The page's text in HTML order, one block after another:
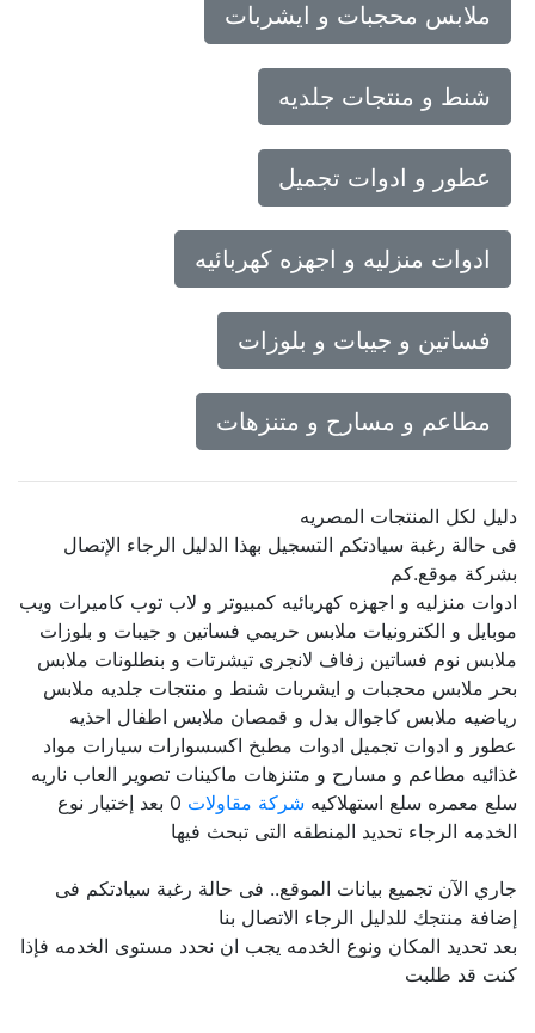
ملابس محجبات و ايشربات
شنط و منتجات جلديه
عطور و ادوات تجميل
ادوات منزليه و اجهزه كهربائيه
فساتين و جيبات و بلوزات
مطاعم و مسارح و متنزهات
دليل لكل المنتجات المصريه
فى حالة رغبة سيادتكم التسجيل بهذا الدليل الرجاء الإتصال
بشركة موقع.كم
ادوات منزليه و اجهزه كهربائيه كمبيوتر و لاب توب كاميرات ويب
موبايل و الكترونيات ملابس حريمي فساتين و جيبات و بلوزات
ملابس نوم فساتين زفاف لانجرى تيشرتات و بنطلونات ملابس
بحر ملابس محجبات و ايشربات شنط و منتجات جلديه ملابس
رياضيه ملابس كاجوال بدل و قمصان ملابس اطفال احذيه
عطور و ادوات تجميل ادوات مطبخ اكسسوارات سيارات مواد
غذائيه مطاعم و مسارح و متنزهات ماكينات تصوير العاب ناريه
سلع معمره سلع استهلاكيهشركة مقاولات
0 بعد إختيار نوع
الخدمه الرجاء تحديد المنطقه التى تبحث فيها
جاري الآن تجميع بيانات الموقع.. فى حالة رغبة سيادتكم فى
إضافة منتجك للدليل الرجاء الاتصال بنا
بعد تحديد المكان ونوع الخدمه يجب ان نحدد مستوى الخدمه فإذا
كنت قد طلبت